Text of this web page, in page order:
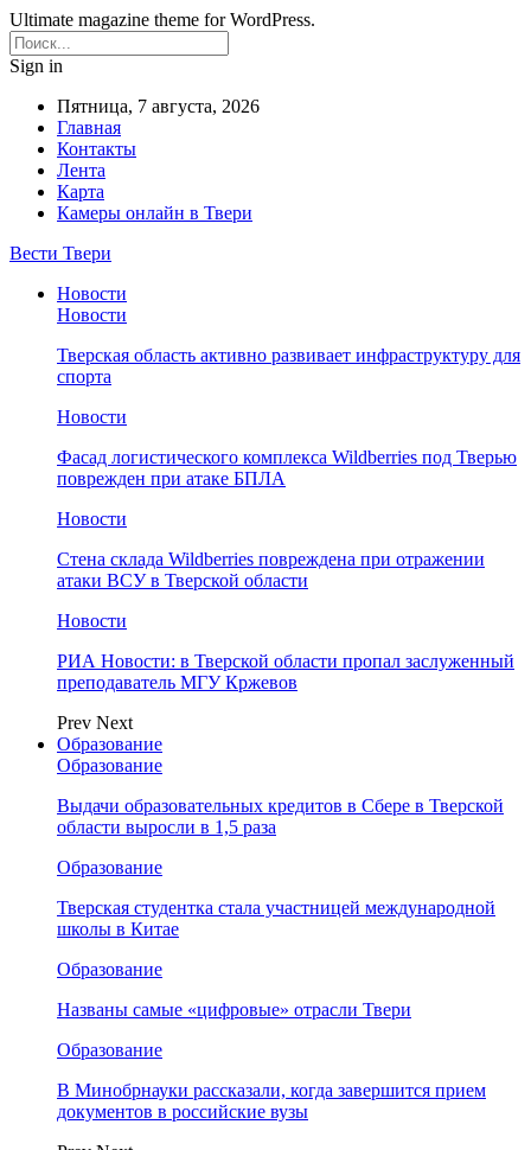
Ultimate magazine theme for WordPress.
Sign in
Пятница, 7 августа, 2026
Главная
Контакты
Лента
Карта
Камеры онлайн в Твери
Вести Твери
Новости
Новости
Тверская область активно развивает инфраструктуру для
спорта
Новости
Фасад логистического комплекса Wildberries под Тверью
поврежден при атаке БПЛА
Новости
Стена склада Wildberries повреждена при отражении
атаки ВСУ в Тверской области
Новости
РИА Новости: в Тверской области пропал заслуженный
преподаватель МГУ Кржевов
Prev Next
Образование
Образование
Выдачи образовательных кредитов в Сбере в Тверской
области выросли в 1,5 раза
Образование
Тверская студентка стала участницей международной
школы в Китае
Образование
Названы самые «цифровые» отрасли Твери
Образование
В Минобрнауки рассказали, когда завершится прием
документов в российские вузы